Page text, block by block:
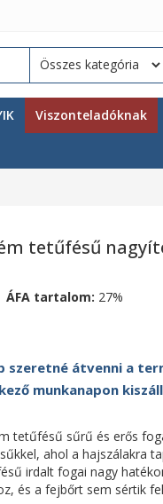
Viszonteladóknak
tetűfésű
ÁFA tartalom: 27%
szeretné átvenni a
munkanapon
tetűfésű sűrű és erős
ahol a hajszálakra
irdalt fogai nagy
és a fejbőrt sem sértik